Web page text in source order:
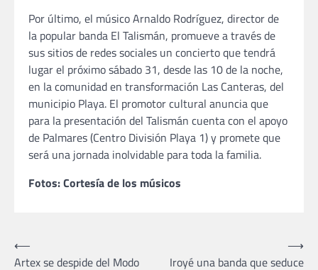
Por último, el músico Arnaldo Rodríguez, director de
la popular banda El Talismán, promueve a través de
sus sitios de redes sociales un concierto que tendrá
lugar el próximo sábado 31, desde las 10 de la noche,
en la comunidad en transformación Las Canteras, del
municipio Playa. El promotor cultural anuncia que
para la presentación del Talismán cuenta con el apoyo
de Palmares (Centro División Playa 1) y promete que
será una jornada inolvidable para toda la familia.
Fotos: Cortesía de los músicos
Navegación
⟵
Artex se despide del Modo
Iroyé una banda que seduce
⟶